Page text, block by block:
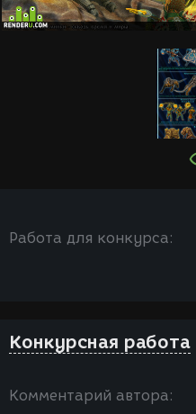
Работа для конкурса:
Конкурсная работа
Комментарий автора: